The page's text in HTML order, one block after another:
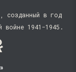
созданный в год
войне 1941−1945.